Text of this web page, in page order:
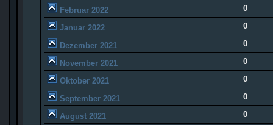
Februar 2022 0
Januar 2022 0
Dezember 2021 0
November 2021 0
Oktober 2021 0
September 2021 0
August 2021 0